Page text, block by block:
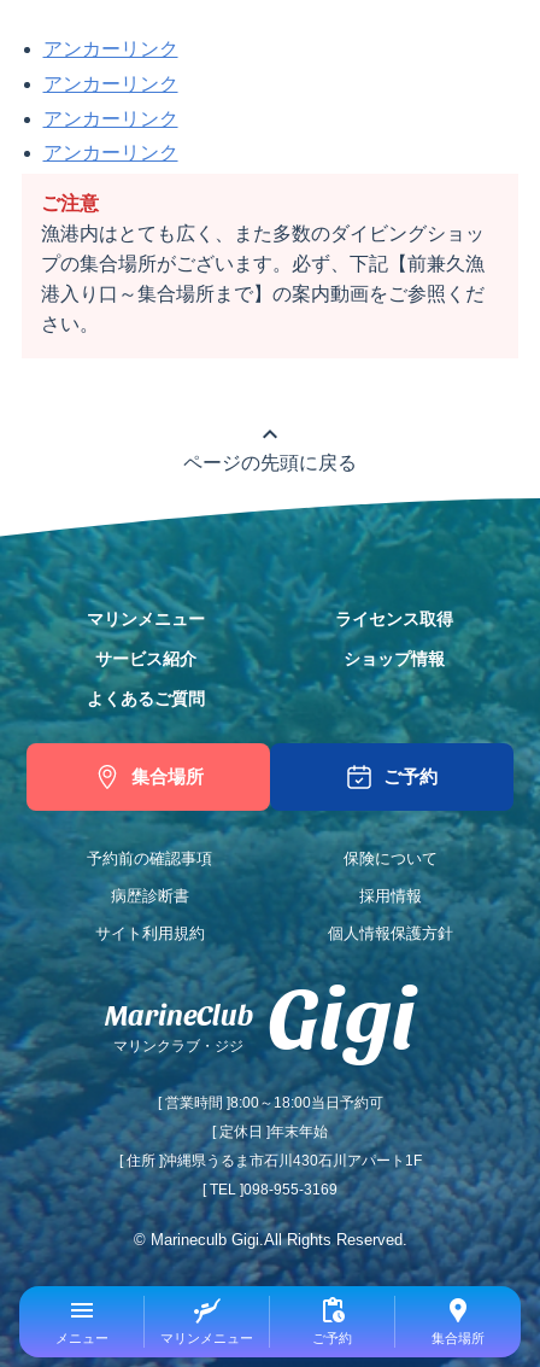
アンカーリンク
アンカーリンク
アンカーリンク
アンカーリンク
ご注意
漁港内はとても広く、また多数のダイビングショッ
プの集合場所がございます。必ず、下記【前兼久漁
港入り口～集合場所まで】の案内動画をご参照くだ
さい。
マリンメニュー ライセンス取得
サービス紹介 ショップ情報
よくあるご質問
集合場所 ご予約
予約前の確認事項 保険について
病歴診断書 採用情報
サイト利用規約 個人情報保護方針
MarineClub
マリンクラブ・ジジ Gigi
[ 営業時間 ]8:00～18:00当日予約可
[ 定休日 ]年末年始
[ 住所 ]沖縄県うるま市石川430石川アパート1F
[ TEL ]098-955-3169
expand_less
ページの先頭に戻る
©Marineculb Gigi.All Rights Reserved.
menu
メニュー
scuba_diving
マリンメニュー
pending_actions
ご予約
location_pin
集合場所